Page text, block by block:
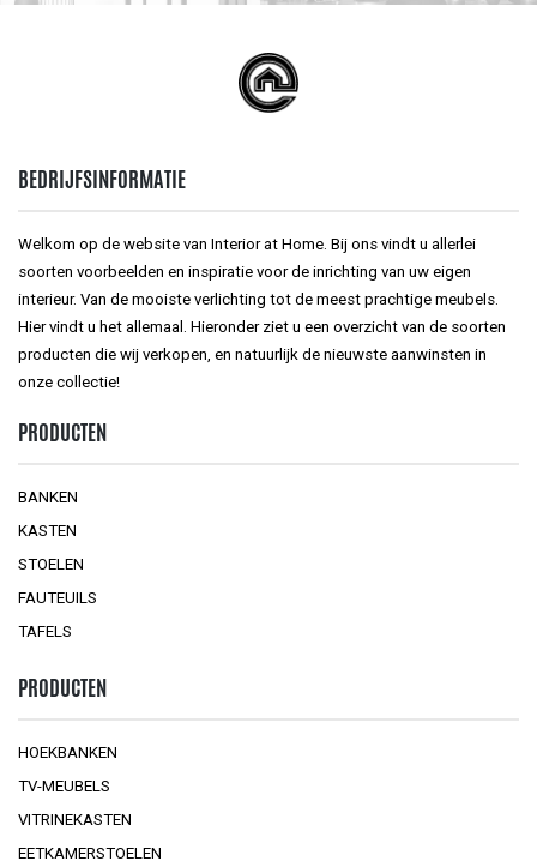
BEDRIJFSINFORMATIE
Welkom op de website van Interior at Home. Bij ons vindt u allerlei
soorten voorbeelden en inspiratie voor de inrichting van uw eigen
interieur. Van de mooiste verlichting tot de meest prachtige meubels.
Hier vindt u het allemaal. Hieronder ziet u een overzicht van de soorten
producten die wij verkopen, en natuurlijk de nieuwste aanwinsten in
onze collectie!
PRODUCTEN
BANKEN
KASTEN
STOELEN
FAUTEUILS
TAFELS
PRODUCTEN
HOEKBANKEN
TV-MEUBELS
VITRINEKASTEN
EETKAMERSTOELEN